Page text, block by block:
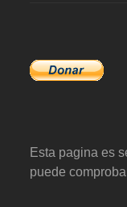
Esta pagina es
puede